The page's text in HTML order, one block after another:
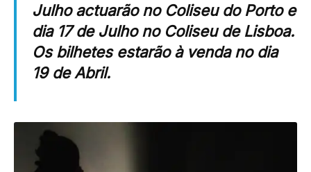
Julho actuarão no Coliseu do Porto e
dia 17 de Julho no Coliseu de Lisboa.
Os bilhetes estarão à venda no dia
19 de Abril.